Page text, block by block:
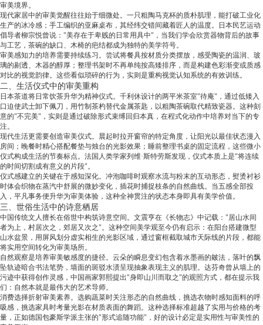
审美境界。
现代家居中的审美觉醒往往始于细微处。一只粗陶马克杯的质朴肌理，能打破工业化
生产的冰冷感；手工编织的亚麻桌布，其经纬交错间藏着匠人的温度。日本民艺运动
倡导者柳宗悦曾说："美存在于卑贱的日常用具中"，当我们学会欣赏器物背后的故事
与工艺，茶碗的缺口、木椅的疤结都成为独特的美学符号。
审美感知力的培养需要持续练习。尝试将餐具按材质分类摆放，感受陶瓷的温润、玻
璃的剔透、木器的醇厚；整理书架时不再单纯按高矮排序，而是构建色彩渐变或质感
对比的视觉韵律。这些看似琐碎的行为，实则是重构视觉认知系统的有效训练。
二、生活仪式中的审美重构
日本茶道将日常饮茶升华为精神仪式。千利休设计的两平米茶室"待庵"，通过低矮入
口迫使武士卸下佩刀，用竹制茶杓替代金属茶匙，以粗陶茶碗取代精致瓷器。这种刻
意的"不完美"，实则是通过破除形式束缚回归本真，在程式化动作中培养对当下的专
注。
现代生活更需要创造审美仪式。晨起时拉开窗帘的特定角度，让阳光以最佳状态漫入
房间；晚餐时精心搭配餐垫与烛台的光影效果；睡前整理书桌的固定流程，这些微小
仪式构成生活的节奏标点。法国人类学家列维·斯特劳斯发现，仪式本质上是"将连续
的时间切割成有意义的片段"。
仪式感建立的关键在于感知深化。冲泡咖啡时观察水流与粉末的互动形态，熨烫衬衫
时体会织物在蒸汽中舒展的微妙变化，插花时捕捉枝条的自然曲线。当五感全部投
入，平凡事务便升华为审美体验，这种全神贯注的状态本身即具有美学价值。
三、世俗生活中的诗意栖居
中国传统文人擅长在俗世中构筑诗意空间。文震亨在《长物志》中记载："居山水间
者为上，村居次之，郊居又次之"。这种空间美学观至今仍有启示：在阳台搭建微型
山水盆景，用屏风划分虚实相生的光影区域，通过窗框截取城市天际线的片段，都能
将实用空间转化为审美场所。
自然观察是培养审美敏感度的捷径。云朵的瞬息变幻包含着水墨画的皴法，落叶的飘
坠轨迹暗合书法笔势，墙面的斑驳水渍呈现抽象表现主义的肌理。达芬奇曾从墙上的
污迹中获得创作灵感，中国画家郭熙提出"身即山川而取之"的观照方式，都在提示我
们：自然本就是最伟大的艺术导师。
消费选择折射审美素养。选购蔬菜时关注形态的自然曲线，挑选衣物时感知面料的呼
吸感，挑选家具时考量光影在材质表面的舞蹈。这种选择标准超越了实用与价格的考
量，正如德国包豪斯学派主张的"形式追随功能"，好的设计必定是实用性与审美性的